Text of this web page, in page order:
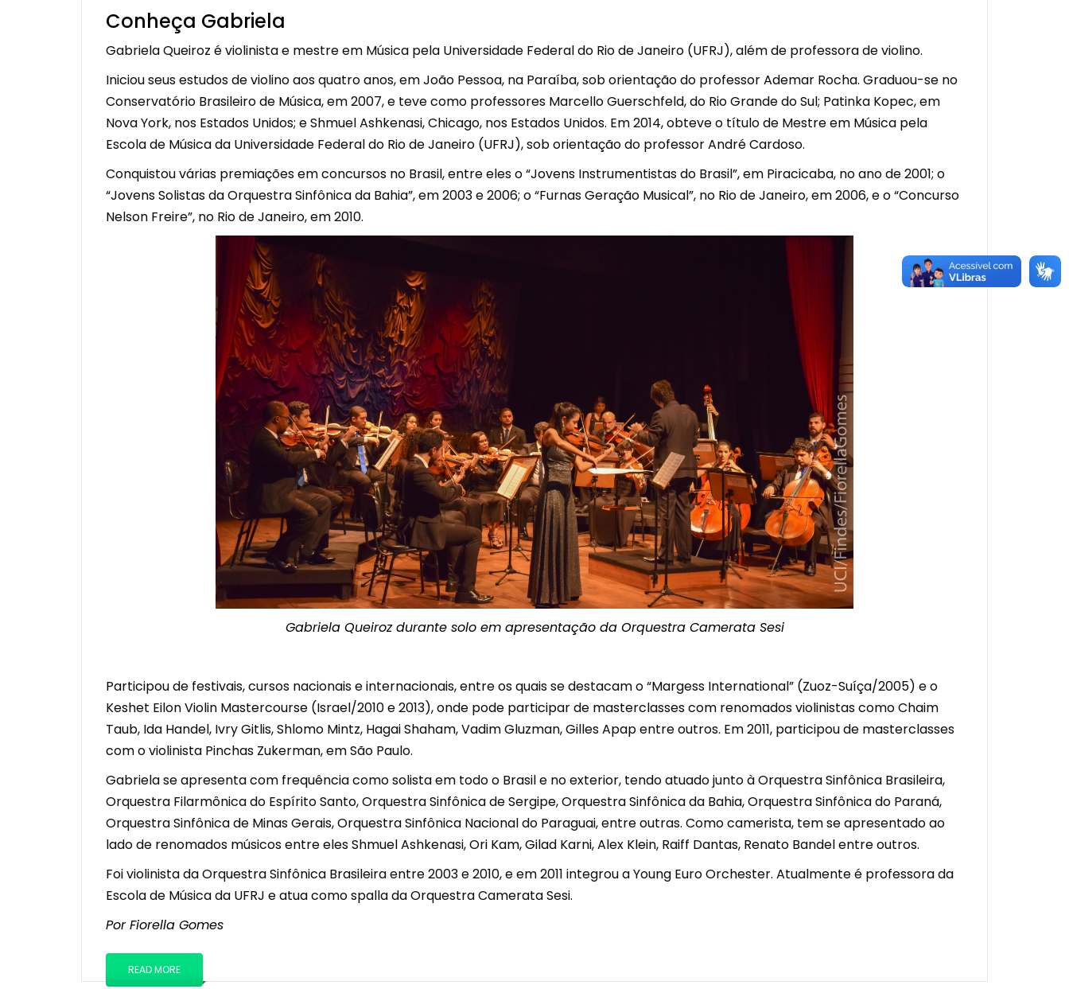
Conheça Gabriela
Gabriela Queiroz é violinista e mestre em Música pela Universidade Federal do Rio de Janeiro (UFRJ), além de professora de violino.
Iniciou seus estudos de violino aos quatro anos, em João Pessoa, na Paraíba, sob orientação do professor Ademar Rocha. Graduou-se no
Conservatório Brasileiro de Música, em 2007, e teve como professores Marcello Guerschfeld, do Rio Grande do Sul; Patinka Kopec, em
Nova York, nos Estados Unidos; e Shmuel Ashkenasi, Chicago, nos Estados Unidos. Em 2014, obteve o título de Mestre em Música pela
Escola de Música da Universidade Federal do Rio de Janeiro (UFRJ), sob orientação do professor André Cardoso.
Conquistou várias premiações em concursos no Brasil, entre eles o “Jovens Instrumentistas do Brasil”, em Piracicaba, no ano de 2001; o
“Jovens Solistas da Orquestra Sinfônica da Bahia”, em 2003 e 2006; o “Furnas Geração Musical”, no Rio de Janeiro, em 2006, e o “Concurso
Nelson Freire”, no Rio de Janeiro, em 2010.
Gabriela Queiroz durante solo em apresentação da Orquestra Camerata Sesi
Participou de festivais, cursos nacionais e internacionais, entre os quais se destacam o “Margess International” (Zuoz-Suíça/2005) e o
Keshet Eilon Violin Mastercourse (Israel/2010 e 2013), onde pode participar de masterclasses com renomados violinistas como Chaim
Taub, Ida Handel, Ivry Gitlis, Shlomo Mintz, Hagai Shaham, Vadim Gluzman, Gilles Apap entre outros. Em 2011, participou de masterclasses
com o violinista Pinchas Zukerman, em São Paulo.
Gabriela se apresenta com frequência como solista em todo o Brasil e no exterior, tendo atuado junto à Orquestra Sinfônica Brasileira,
Orquestra Filarmônica do Espírito Santo, Orquestra Sinfônica de Sergipe, Orquestra Sinfônica da Bahia, Orquestra Sinfônica do Paraná,
Orquestra Sinfônica de Minas Gerais, Orquestra Sinfônica Nacional do Paraguai, entre outras. Como camerista, tem se apresentado ao
lado de renomados músicos entre eles Shmuel Ashkenasi, Ori Kam, Gilad Karni, Alex Klein, Raiff Dantas, Renato Bandel entre outros.
Foi violinista da Orquestra Sinfônica Brasileira entre 2003 e 2010, e em 2011 integrou a Young Euro Orchester. Atualmente é professora da
Escola de Música da UFRJ e atua como spalla da Orquestra Camerata Sesi.
Por Fiorella Gomes
READ MORE